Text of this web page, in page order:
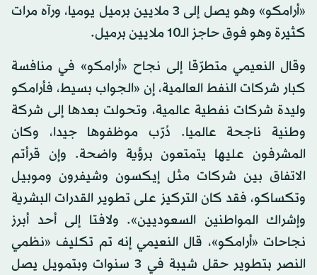
«أرامكو» وهو يصل إلى 3 ملايين برميل يوميا، ورآه مرات
كثيرة وهو فوق حاجز الـ10 ملايين برميل.
وقال النعيمي متطرّقا إلى نجاح «أرامكو» في منافسة
كبار شركات النفط العالمية، إن «الجواب بسيط، فأرامكو
وليدة شركات نفطية عالمية، وتحولت بعدها إلى شركة
وطنية ناجحة عالميا. دُرّب موظفوها جيدا، وكان
المشرفون عليها يتمتعون برؤية واضحة. وإن قرأتم
الاتفاق بين شركات مثل إيكسون وشيفرون وموبيل
وتكساكو، فقد كان التركيز على تطوير القدرات البشرية
وإشراك المواطنين السعوديين». ولافتا إلى أحد أبرز
نجاحات «أرامكو»، قال النعيمي إنه تم تكليف «نظمي
النصر بتطوير حقل شيبة في 3 سنوات وبتمويل يصل